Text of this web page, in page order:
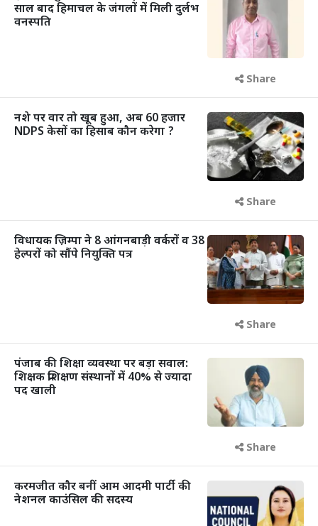
साल बाद हिमाचल के जंगलों में मिली दुर्लभ
वनस्पति
Share
नशे पर वार तो खूब हुआ, अब 60 हजार
NDPS केसों का हिसाब कौन करेगा ?
Share
विधायक ज़िम्पा ने 8 आंगनबाड़ी वर्करों व 38
हेल्परों को सौंपे नियुक्ति पत्र
Share
पंजाब की शिक्षा व्यवस्था पर बड़ा सवाल:
शिक्षक प्रशिक्षण संस्थानों में 40% से ज्यादा
पद खाली
Share
करमजीत कौर बनीं आम आदमी पार्टी की
नेशनल काउंसिल की सदस्य